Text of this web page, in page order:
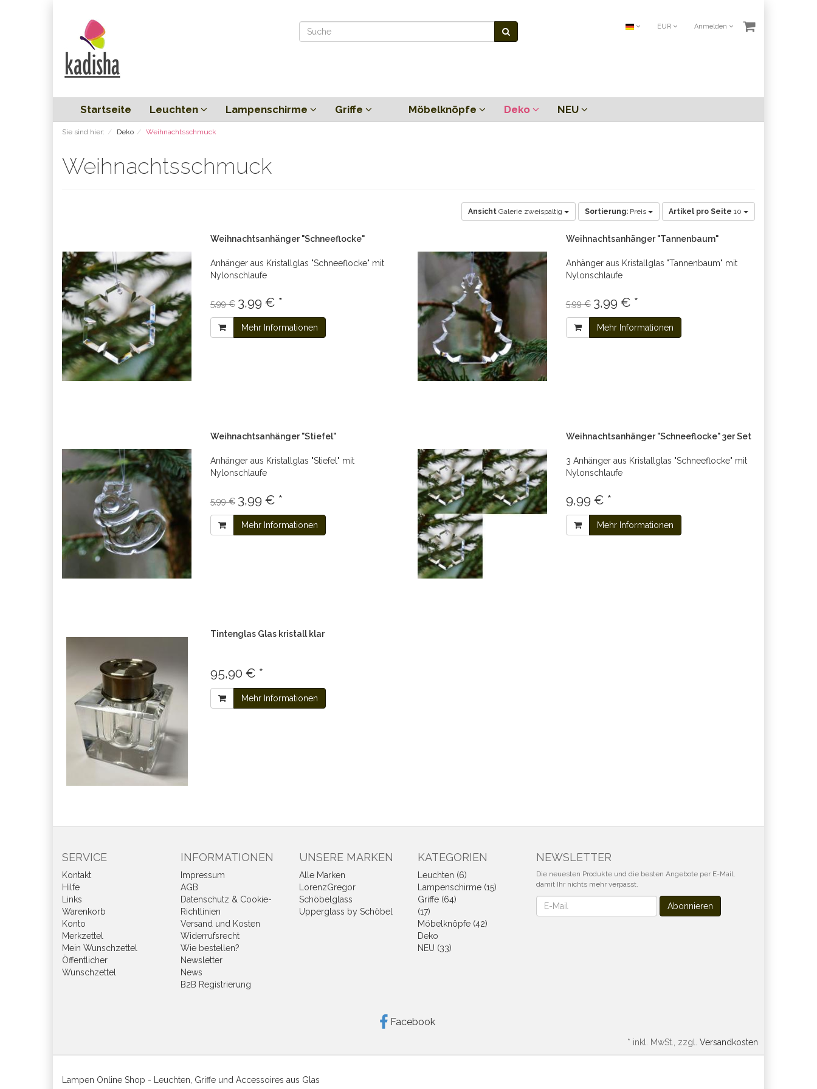
EUR Anmelden
Startseite Leuchten Lampenschirme Griffe Möbelknöpfe Deko NEU
Sie sind hier: Deko Weihnachtsschmuck
Weihnachtsschmuck
Ansicht Galerie zweispaltig Sortierung: Preis Artikel pro Seite 10
Weihnachtsanhänger "Schneeflocke"
Anhänger aus Kristallglas "Schneeflocke" mit
Nylonschlaufe
5,99 € 3,99 € *
Mehr Informationen
Weihnachtsanhänger "Tannenbaum"
Anhänger aus Kristallglas "Tannenbaum" mit
Nylonschlaufe
5,99 € 3,99 € *
Mehr Informationen
Weihnachtsanhänger "Stiefel"
Anhänger aus Kristallglas "Stiefel" mit
Nylonschlaufe
5,99 € 3,99 € *
Mehr Informationen
Weihnachtsanhänger "Schneeflocke" 3er Set
3 Anhänger aus Kristallglas "Schneeflocke" mit
Nylonschlaufe
9,99 € *
Mehr Informationen
Tintenglas Glas kristall klar
95,90 € *
Mehr Informationen
SERVICE
Kontakt
Hilfe
Links
Warenkorb
Konto
Merkzettel
Mein Wunschzettel
Öffentlicher
Wunschzettel
INFORMATIONEN
Impressum
AGB
Datenschutz & Cookie-
Richtlinien
Versand und Kosten
Widerrufsrecht
Wie bestellen?
Newsletter
News
B2B Registrierung
UNSERE MARKEN
Alle Marken
LorenzGregor
Schöbelglass
Upperglass by Schöbel
KATEGORIEN
Leuchten (6)
Lampenschirme (15)
Griffe (64)
(17)
Möbelknöpfe (42)
Deko
NEU (33)
NEWSLETTER
Die neuesten Produkte und die besten Angebote per E-Mail,
damit Ihr nichts mehr verpasst.
Newsletter Abonnieren
Facebook
* inkl. MwSt., zzgl. Versandkosten
Lampen Online Shop - Leuchten, Griffe und Accessoires aus Glas